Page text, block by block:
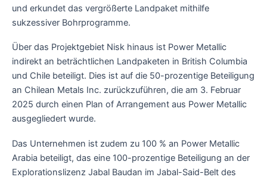
und erkundet das vergrößerte Landpaket mithilfe
sukzessiver Bohrprogramme.
Über das Projektgebiet Nisk hinaus ist Power Metallic
indirekt an beträchtlichen Landpaketen in British Columbia
und Chile beteiligt. Dies ist auf die 50-prozentige Beteiligung
an Chilean Metals Inc. zurückzuführen, die am 3. Februar
2025 durch einen Plan of Arrangement aus Power Metallic
ausgegliedert wurde.
Das Unternehmen ist zudem zu 100 % an Power Metallic
Arabia beteiligt, das eine 100-prozentige Beteiligung an der
Explorationslizenz Jabal Baudan im Jabal-Said-Belt des